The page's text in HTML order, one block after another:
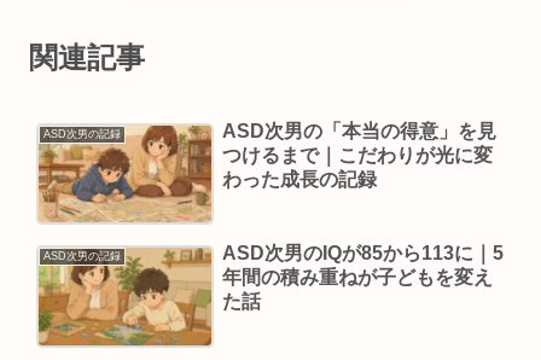
関連記事
ASD次男の記録
ASD次男の「本当の得意」を見
つけるまで｜こだわりが光に変
わった成長の記録
ASD次男の記録
ASD次男のIQが85から113に｜5
年間の積み重ねが子どもを変え
た話